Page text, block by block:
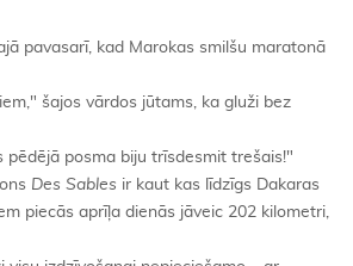
pavasarī, kad Marokas smilšu maratonā
šajos vārdos jūtams, ka gluži bez
pēdējā posma biju trīsdesmit trešais!"
Des Sables ir kaut kas līdzīgs Dakaras
piecās aprīļa dienās jāveic 202 kilometri,